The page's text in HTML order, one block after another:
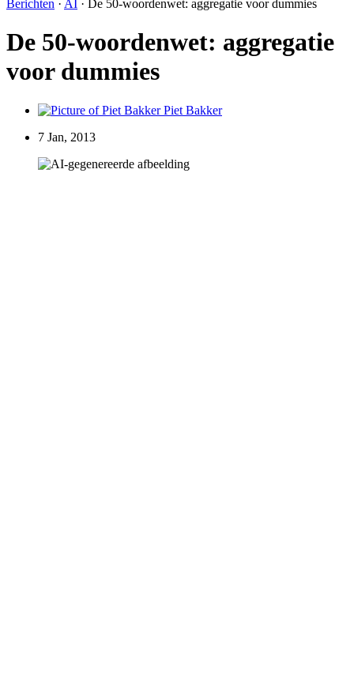
Berichten · AI · De 50-woordenwet: aggregatie voor dummies
De 50-woordenwet: aggregatie
voor dummies
Piet Bakker
7 Jan, 2013